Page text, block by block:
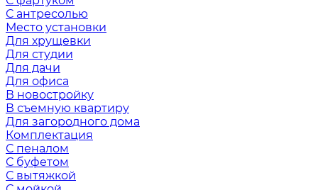
С антресолью
Место установки
Для хрущевки
Для студии
Для дачи
Для офиса
В новостройку
В съемную квартиру
Для загородного дома
Комплектация
С пеналом
С буфетом
С вытяжкой